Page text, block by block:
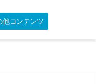
他コンテンツ